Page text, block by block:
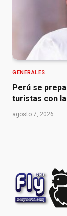
GENERALES
Perú se
turistas con la
agosto 7, 2026